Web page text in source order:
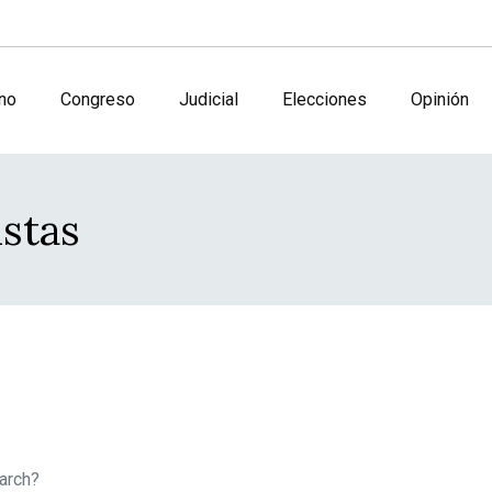
Congreso Judicial Elecciones Opinión